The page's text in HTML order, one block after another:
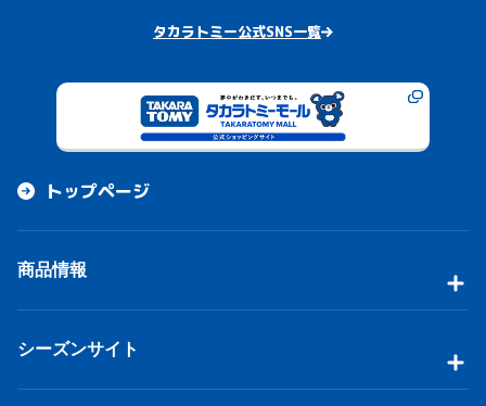
タカラトミー公式SNS一覧
トップページ
商品情報
シーズンサイト